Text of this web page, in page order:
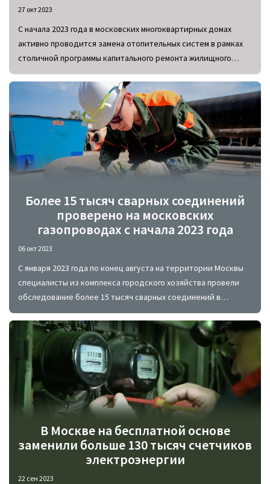
27 окт 2023
С начала 2023 года в московских многоквартирных домах
активно проводится замена отопительных систем в рамках
столичной программы капитального ремонта жилищного
фонда. За первые 9 месяцев в столице обслужено более
1000 многоквартирных домов.
Более 15 тысяч сварных соединений
проверено на московских
газопроводах с начала 2023 года
06 окт 2023
С января 2023 года по конец августа на территории Москвы
специалисты из комплекса городского хозяйства провели
обследование более 15 тысяч сварных соединений в
системе газопроводов.
В Москве на бесплатной основе
заменили больше 130 тысяч счетчиков
электроэнергии
22 сен 2023